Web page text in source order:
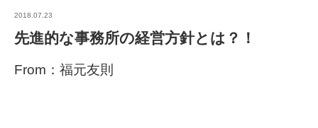
2018.07.23
先進的な事務所の経営方針とは？！
From：福元友則